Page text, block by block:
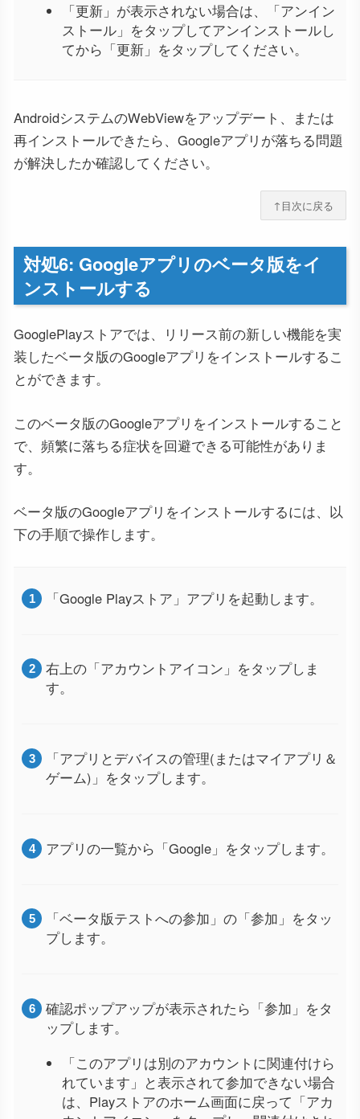
「更新」が表示されない場合は、「アンイン
ストール」をタップしてアンインストールし
てから「更新」をタップしてください。
AndroidシステムのWebViewをアップデート、または
再インストールできたら、Googleアプリが落ちる問題
が解決したか確認してください。
↑目次に戻る
対処6: Googleアプリのベータ版をイ
ンストールする
GooglePlayストアでは、リリース前の新しい機能を実
装したベータ版のGoogleアプリをインストールするこ
とができます。
このベータ版のGoogleアプリをインストールすること
で、頻繁に落ちる症状を回避できる可能性がありま
す。
ベータ版のGoogleアプリをインストールするには、以
下の手順で操作します。
「Google Playストア」アプリを起動します。
右上の「アカウントアイコン」をタップしま
す。
「アプリとデバイスの管理(またはマイアプリ＆
ゲーム)」をタップします。
アプリの一覧から「Google」をタップします。
「ベータ版テストへの参加」の「参加」をタッ
プします。
確認ポップアップが表示されたら「参加」をタ
ップします。
「このアプリは別のアカウントに関連付けら
れています」と表示されて参加できない場合
は、Playストアのホーム画面に戻って「アカ